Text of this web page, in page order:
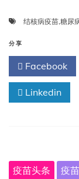
结核病疫苗,糖尿
分享
Facebook
Linkedin
疫苗头条 疫